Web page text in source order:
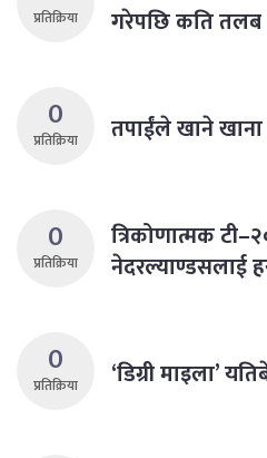
प्रतिक्रिया
गरेपछि कति तलब
0
प्रतिक्रिया तपाईंले खाने
0
प्रतिक्रिया
त्रिकोणात्मक
नेदरल्याण्डसलाई
0
प्रतिक्रिया ‘डिग्री माइला’